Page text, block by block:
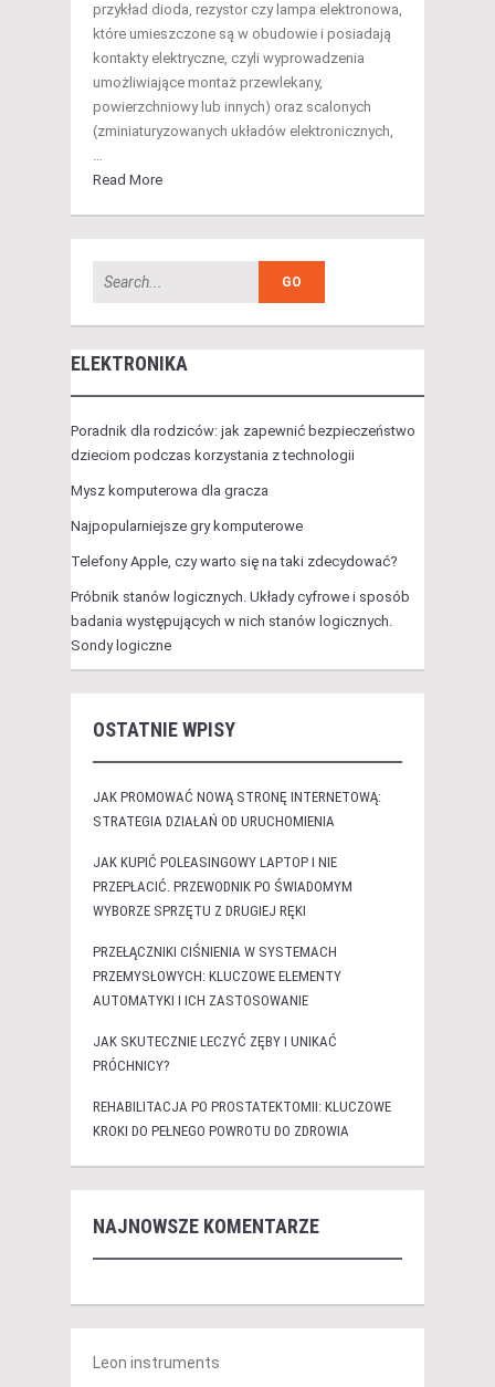
przykład dioda, rezystor czy lampa elektronowa,
które umieszczone są w obudowie i posiadają
kontakty elektryczne, czyli wyprowadzenia
umożliwiające montaż przewlekany,
powierzchniowy lub innych) oraz scalonych
(zminiaturyzowanych układów elektronicznych,
…
Read More
ELEKTRONIKA
Poradnik dla rodziców: jak zapewnić bezpieczeństwo
dzieciom podczas korzystania z technologii
Mysz komputerowa dla gracza
Najpopularniejsze gry komputerowe
Telefony Apple, czy warto się na taki zdecydować?
Próbnik stanów logicznych. Układy cyfrowe i sposób
badania występujących w nich stanów logicznych.
Sondy logiczne
OSTATNIE WPISY
JAK PROMOWAĆ NOWĄ STRONĘ INTERNETOWĄ:
STRATEGIA DZIAŁAŃ OD URUCHOMIENIA
JAK KUPIĆ POLEASINGOWY LAPTOP I NIE
PRZEPŁACIĆ. PRZEWODNIK PO ŚWIADOMYM
WYBORZE SPRZĘTU Z DRUGIEJ RĘKI
PRZEŁĄCZNIKI CIŚNIENIA W SYSTEMACH
PRZEMYSŁOWYCH: KLUCZOWE ELEMENTY
AUTOMATYKI I ICH ZASTOSOWANIE
JAK SKUTECZNIE LECZYĆ ZĘBY I UNIKAĆ
PRÓCHNICY?
REHABILITACJA PO PROSTATEKTOMII: KLUCZOWE
KROKI DO PEŁNEGO POWROTU DO ZDROWIA
NAJNOWSZE KOMENTARZE
Leon instruments